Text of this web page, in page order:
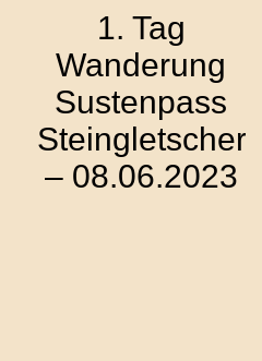
1. Tag
Wanderung
Sustenpass
Steingletscher
– 08.06.2023